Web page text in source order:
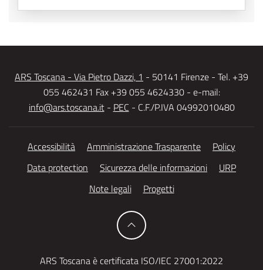
ARS Toscana - Via Pietro Dazzi, 1 - 50141 Firenze - Tel. +39
055 462431 Fax +39 055 4624330 - e-mail:
info@ars.toscana.it- PEC - C.F./P.IVA 04992010480
Accessibilità Amministrazione Trasparente
Policy
Data protection
Sicurezza delle informazioni
URP
Note legali
Progetti
ARS Toscana è certificata ISO/IEC 27001:2022